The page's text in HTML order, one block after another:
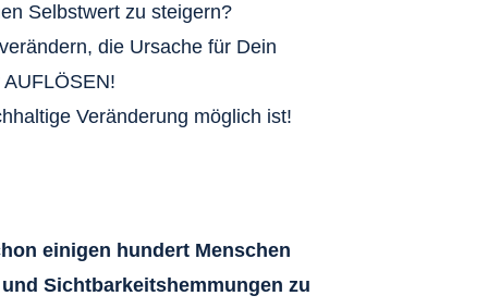
Selbstwert zu steigern?
die Ursache für Dein
Veränderung möglich ist!
einigen hundert Menschen
Sichtbarkeitshemmungen zu